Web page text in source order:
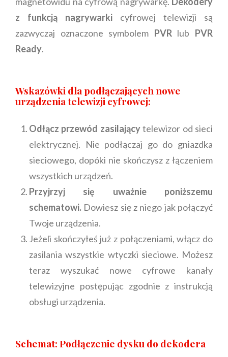
z funkcją nagrywarki cyfrowej telewizji są
zazwyczaj oznaczone symbolem PVRlub PVR
Ready.
Wskazówki dla podłączających nowe
urządzenia telewizji cyfrowej:
Odłącz przewód zasilającytelewizor od sieci
elektrycznej. Nie podłączaj go do gniazdka
sieciowego, dopóki nie skończysz z łączeniem
wszystkich urządzeń.
Przyjrzyj się uważnie poniższemu
schematowi. Dowiesz się z niego jak połączyć
Twoje urządzenia.
Jeżeli skończyłeś już z połączeniami, włącz do
zasilania wszystkie wtyczki sieciowe. Możesz
teraz wyszukać nowe cyfrowe kanały
telewizyjne postępując zgodnie z instrukcją
obsługi urządzenia.
Schemat: Podłączenie dysku do dekodera